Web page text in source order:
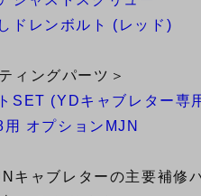
ドレンボルト (レッド)
ィングパーツ＞
トSET (YDキャブレター専
用 オプションMJN
キャブレターの主要補修